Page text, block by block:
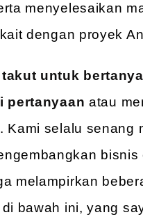
menyelesaikan
dengan proyek
untuk
pertanyaan atau
Kami selalu senang
bisnis
melampirkan
bawah ini, yang